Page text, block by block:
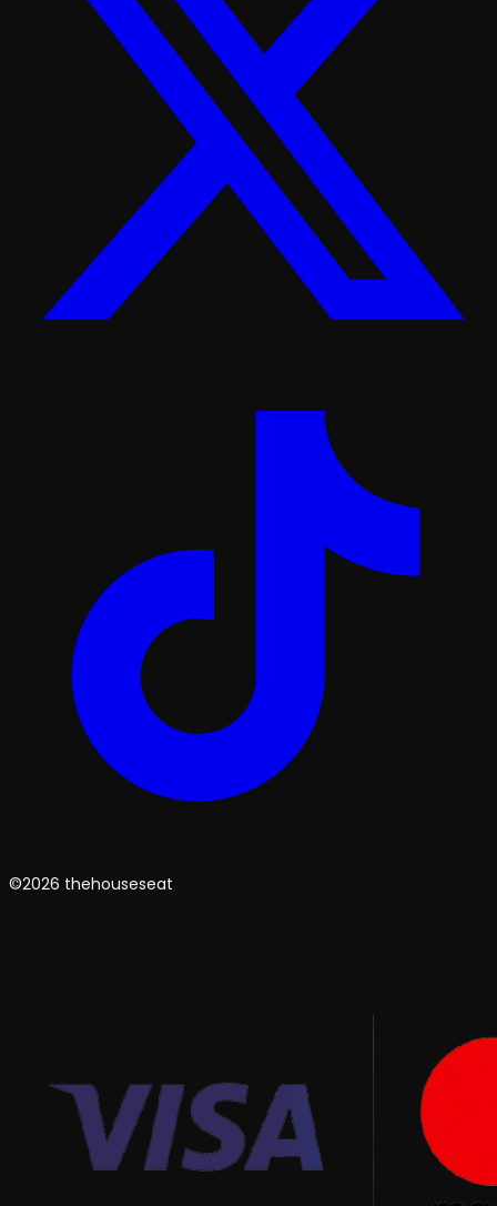
©2026 thehouseseat